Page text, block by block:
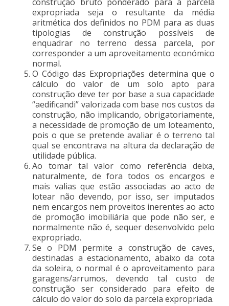
expropriada seja o resultante da média
aritmética dos definidos no PDM para as duas
tipologias de construção possíveis de
enquadrar no terreno dessa parcela, por
corresponder a um aproveitamento económico
normal.
O Código das Expropriações determina que o
cálculo do valor de um solo apto para
construção deve ter por base a sua capacidade
“aedificandi” valorizada com base nos custos da
construção, não implicando, obrigatoriamente,
a necessidade de promoção de um loteamento,
pois o que se pretende avaliar é o terreno tal
qual se encontrava na altura da declaração de
utilidade pública.
Ao tomar tal valor como referência deixa,
naturalmente, de fora todos os encargos e
mais valias que estão associadas ao acto de
lotear não devendo, por isso, ser imputados
nem encargos nem proveitos inerentes ao acto
de promoção imobiliária que pode não ser, e
normalmente não é, sequer desenvolvido pelo
expropriado.
Se o PDM permite a construção de caves,
destinadas a estacionamento, abaixo da cota
da soleira, o normal é o aproveitamento para
garagens/arrumos, devendo tal custo de
construção ser considerado para efeito de
cálculo do valor do solo da parcela expropriada.